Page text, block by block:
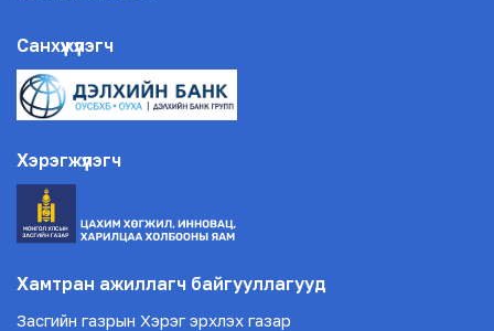
Санхүүжүүлэгч
Хэрэгжүүлэгч
Хамтран ажиллагч байгууллагууд
Засгийн газрын Хэрэг эрхлэх газар